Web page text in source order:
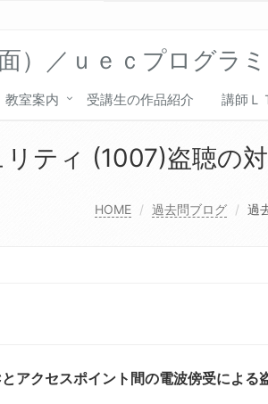
）／ｕｅｃプログラ
教室案内 受講生の作品紹介 講師Ｌ
ティ (1007)盗聴の
HOME 過去問ブログ 過
アクセスポイント間の電波傍受による